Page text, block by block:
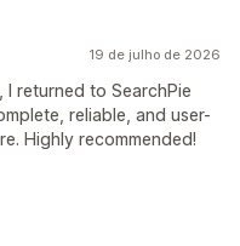
19 de julho de 2026
returned to SearchPie
reliable, and user-
Highly recommended!